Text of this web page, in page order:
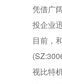
凭借广
投企业
目前，
视比特